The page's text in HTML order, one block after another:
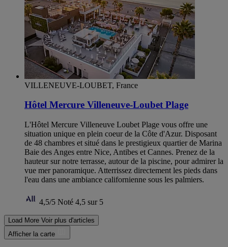
VILLENEUVE-LOUBET, France
Hôtel Mercure Villeneuve-Loubet Plage
L'Hôtel Mercure Villeneuve Loubet Plage vous offre une
situation unique en plein coeur de la Côte d'Azur. Disposant
de 48 chambres et situé dans le prestigieux quartier de Marina
Baie des Anges entre Nice, Antibes et Cannes. Prenez de la
hauteur sur notre terrasse, autour de la piscine, pour admirer la
vue mer panoramique. Atterrissez directement les pieds dans
l'eau dans une ambiance californienne sous les palmiers.
4,5/5 Noté 4,5 sur 5
Load More Voir plus d'articles
Afficher la carte